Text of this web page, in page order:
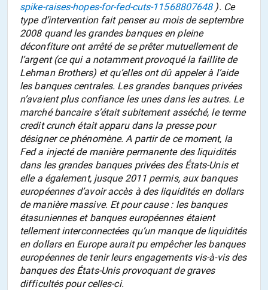
spike-raises-hopes-for-fed-cuts-11568807648). Ce
type d’intervention fait penser au mois de septembre
2008 quand les grandes banques en pleine
déconfiture ont arrêté de se prêter mutuellement de
l’argent (ce qui a notamment provoqué la faillite de
Lehman Brothers) et qu’elles ont dû appeler à l’aide
les banques centrales. Les grandes banques privées
n’avaient plus confiance les unes dans les autres. Le
marché bancaire s’était subitement asséché, le terme
credit crunchétait apparu dans la presse pour
désigner ce phénomène. A partir de ce moment, la
Fed a injecté de manière permanente des liquidités
dans les grandes banques privées des États-Unis et
elle a également, jusque 2011 permis, aux banques
européennes d’avoir accès à des liquidités en dollars
de manière massive. Et pour cause : les banques
étasuniennes et banques européennes étaient
tellement interconnectées qu’un manque de liquidités
en dollars en Europe aurait pu empêcher les banques
européennes de tenir leurs engagements vis-à-vis des
banques des États-Unis provoquant de graves
difficultés pour celles-ci.